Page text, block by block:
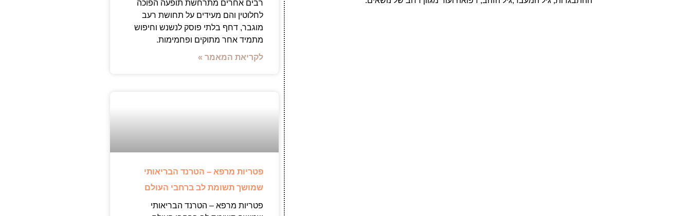
רבים אחרים מתרחשת תופעה הפוכה
לחלוטין והם מעידים על תחושת רעב
מוגבר, דחף בלתי פוסק לנשנש וחיפוש
מתמיד אחר מתוקים ופחמימות.
לקריאת המאמר »
פטריות מרפא – הטרנד הבריאותי
שמושך תשומת לב ברחבי העולם
פטריות מרפא – הטרנד הבריאותי